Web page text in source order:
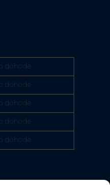
dohode
dohode
dohode
dohode
dohode